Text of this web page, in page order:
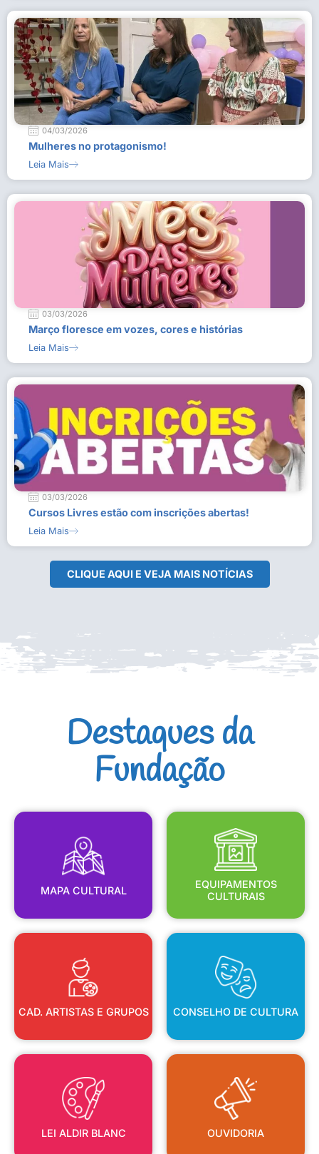
04/03/2026
Mulheres no protagonismo!
Leia Mais
03/03/2026
Março floresce em vozes, cores e histórias
Leia Mais
03/03/2026
Cursos Livres estão com inscrições abertas!
Leia Mais
CLIQUE AQUI E VEJA MAIS NOTÍCIAS
Destaques da
Fundação
MAPA CULTURAL
MAPA CULTURAL
EQUIPAMENTOS
CULTURAIS
EQUIPAMENTOS
CULTURAIS
CAD. ARTISTAS E GRUPOS
CAD. ARTISTAS E GRUPOS
CONSELHO DE CULTURA
CONSELHO DE CULTURA
LEI ALDIR BLANC
LEI ALDIR BLANC
OUVIDORIA
OUVIDORIA